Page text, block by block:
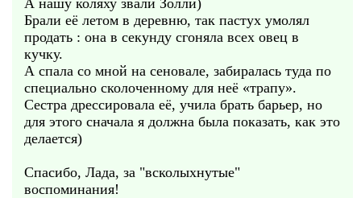
А нашу коляху звали Золли)
Брали её летом в деревню, так пастух умолял
продать : она в секунду сгоняла всех овец в
кучку.
А спала со мной на сеновале, забиралась туда по
специально сколоченному для неё «трапу».
Сестра дрессировала её, учила брать барьер, но
для этого сначала я должна была показать, как это
делается)
Спасибо, Лада, за "всколыхнутые"
воспоминания!